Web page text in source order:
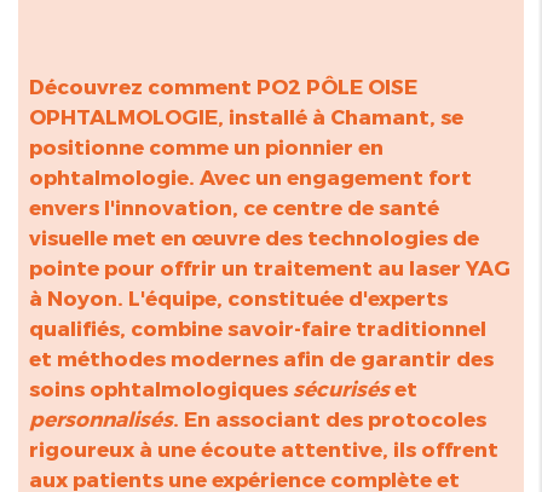
Découvrez comment PO2 PÔLE OISE
OPHTALMOLOGIE, installé à Chamant, se
positionne comme un pionnier en
ophtalmologie. Avec un engagement fort
envers l'innovation, ce centre de santé
visuelle met en œuvre des technologies de
pointe pour offrir un traitement au laser YAG
à Noyon. L'équipe, constituée d'experts
qualifiés, combine savoir-faire traditionnel
et méthodes modernes afin de garantir des
soins ophtalmologiques sécuriséset
personnalisés. En associant des protocoles
rigoureux à une écoute attentive, ils offrent
aux patients une expérience complète et